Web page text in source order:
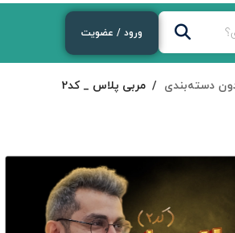
ورود / عضویت
دسته‌بندی مربی پلاس _ کد2